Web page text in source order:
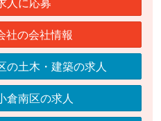
社の会社情報
の土木・建築の求人
倉南区の求人